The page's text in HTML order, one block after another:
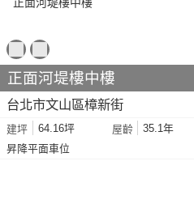
正面河堤樓中樓
台北市文山區樟新街
建坪 64.16坪 屋齡 35.1年
昇降平面車位